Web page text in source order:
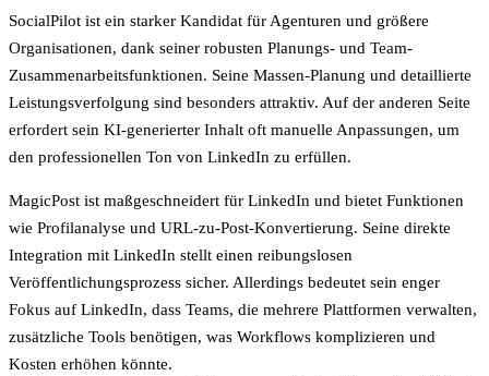
SocialPilot ist ein starker Kandidat für Agenturen und größere
Organisationen, dank seiner robusten Planungs- und Team-
Zusammenarbeitsfunktionen. Seine Massen-Planung und detaillierte
Leistungsverfolgung sind besonders attraktiv. Auf der anderen Seite
erfordert sein KI-generierter Inhalt oft manuelle Anpassungen, um
den professionellen Ton von LinkedIn zu erfüllen.
MagicPost ist maßgeschneidert für LinkedIn und bietet Funktionen
wie Profilanalyse und URL-zu-Post-Konvertierung. Seine direkte
Integration mit LinkedIn stellt einen reibungslosen
Veröffentlichungsprozess sicher. Allerdings bedeutet sein enger
Fokus auf LinkedIn, dass Teams, die mehrere Plattformen verwalten,
zusätzliche Tools benötigen, was Workflows komplizieren und
Kosten erhöhen könnte.